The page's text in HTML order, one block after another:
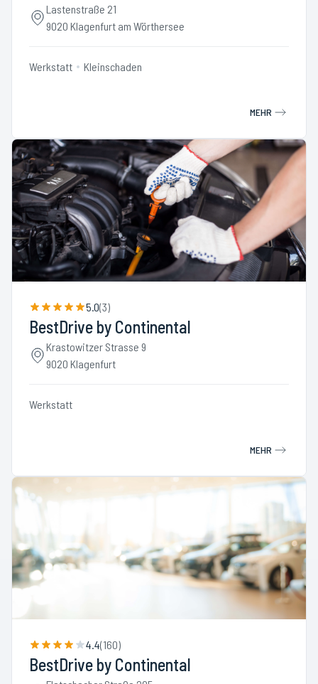
Lastenstraße 21
9020 Klagenfurt am Wörthersee
Werkstatt Kleinschaden
MEHR
5.0(3)
BestDrive by Continental
Krastowitzer Strasse 9
9020 Klagenfurt
Werkstatt
MEHR
4.4(160)
BestDrive by Continental